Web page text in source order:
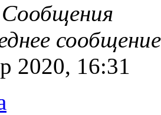
Сообщения
сообщение
2020, 16:31